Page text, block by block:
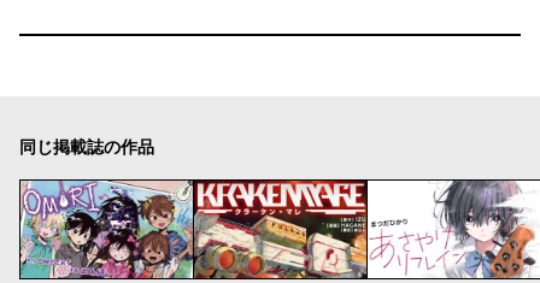
同じ掲載誌の作品